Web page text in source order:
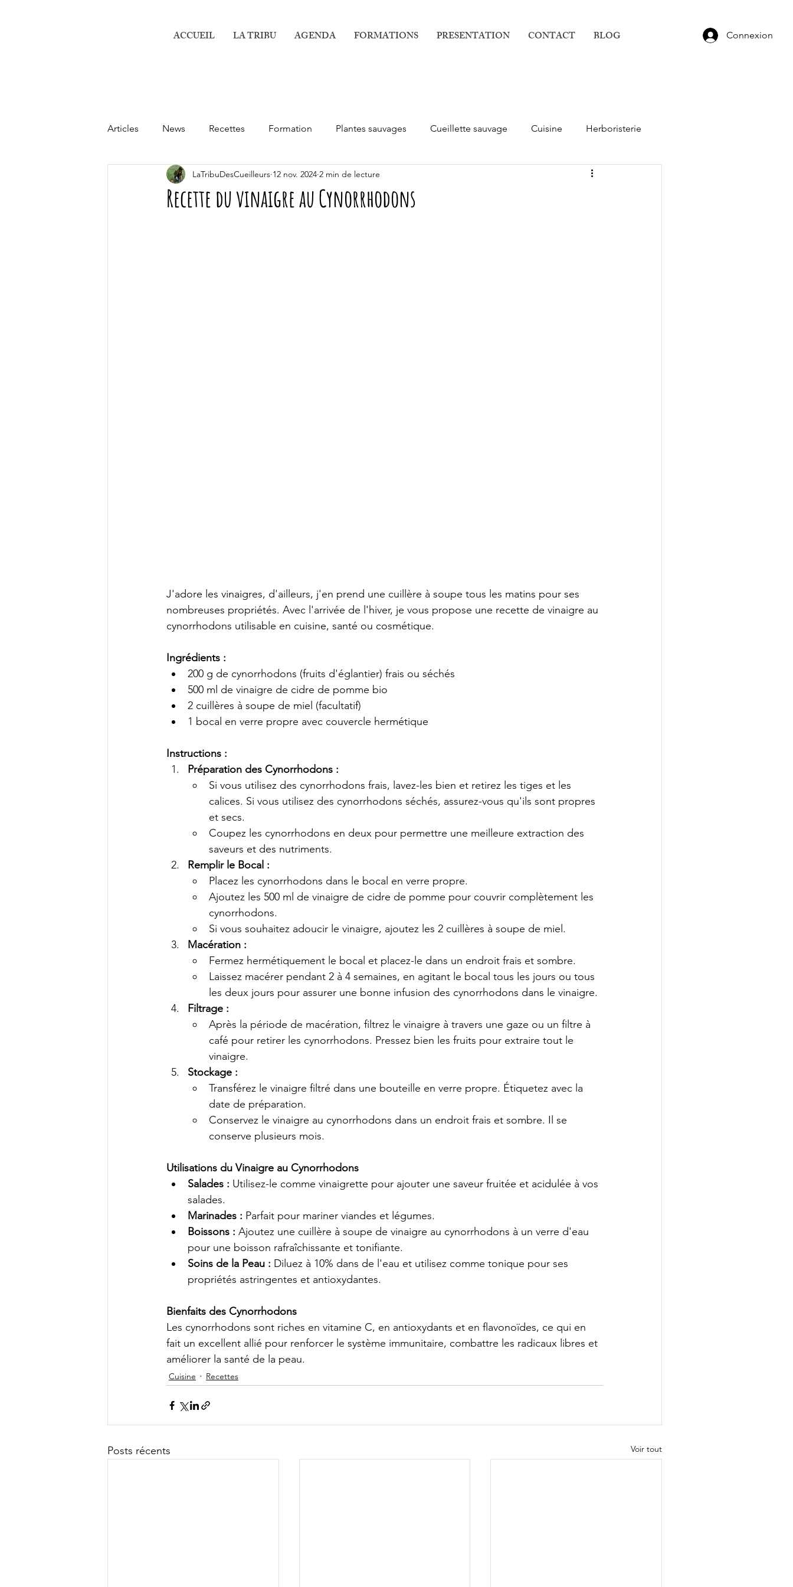
Connexion
ACCUEIL LA TRIBU AGENDA FORMATIONS PRESENTATION CONTACT BLOG
Articles News Recettes Formation Plantes sauvages Cueillette sauvage Cuisine Herboristerie
Recette du vinaigre au Cynorrhodons
LaTribuDesCueilleurs 12 nov. 2024 2 min de lecture
J'adore les vinaigres, d'ailleurs, j'en prend une cuillère à soupe tous les matins pour ses
nombreuses propriétés. Avec l'arrivée de l'hiver, je vous propose une recette de vinaigre au
cynorrhodons utilisable en cuisine, santé ou cosmétique.
Ingrédients :
200 g de cynorrhodons (fruits d'églantier) frais ou séchés
500 ml de vinaigre de cidre de pomme bio
2 cuillères à soupe de miel (facultatif)
1 bocal en verre propre avec couvercle hermétique
Instructions :
Préparation des Cynorrhodons :
Si vous utilisez des cynorrhodons frais, lavez-les bien et retirez les tiges et les
calices. Si vous utilisez des cynorrhodons séchés, assurez-vous qu'ils sont propres
et secs.
Coupez les cynorrhodons en deux pour permettre une meilleure extraction des
saveurs et des nutriments.
Remplir le Bocal :
Placez les cynorrhodons dans le bocal en verre propre.
Ajoutez les 500 ml de vinaigre de cidre de pomme pour couvrir complètement les
cynorrhodons.
Si vous souhaitez adoucir le vinaigre, ajoutez les 2 cuillères à soupe de miel.
Macération :
Fermez hermétiquement le bocal et placez-le dans un endroit frais et sombre.
Laissez macérer pendant 2 à 4 semaines, en agitant le bocal tous les jours ou tous
les deux jours pour assurer une bonne infusion des cynorrhodons dans le vinaigre.
Filtrage :
Après la période de macération, filtrez le vinaigre à travers une gaze ou un filtre à
café pour retirer les cynorrhodons. Pressez bien les fruits pour extraire tout le
vinaigre.
Stockage :
Transférez le vinaigre filtré dans une bouteille en verre propre. Étiquetez avec la
date de préparation.
Conservez le vinaigre au cynorrhodons dans un endroit frais et sombre. Il se
conserve plusieurs mois.
Utilisations du Vinaigre au Cynorrhodons
Salades : Utilisez-le comme vinaigrette pour ajouter une saveur fruitée et acidulée à vos
salades.
Marinades : Parfait pour mariner viandes et légumes.
Boissons : Ajoutez une cuillère à soupe de vinaigre au cynorrhodons à un verre d'eau
pour une boisson rafraîchissante et tonifiante.
Soins de la Peau : Diluez à 10% dans de l'eau et utilisez comme tonique pour ses
propriétés astringentes et antioxydantes.
Bienfaits des Cynorrhodons
Les cynorrhodons sont riches en vitamine C, en antioxydants et en flavonoïdes, ce qui en
fait un excellent allié pour renforcer le système immunitaire, combattre les radicaux libres et
améliorer la santé de la peau.
Cuisine Recettes
Posts récents Voir tout